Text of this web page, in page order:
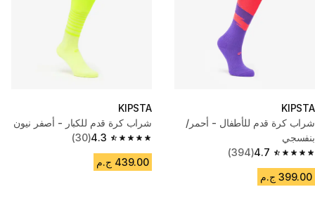
KIPSTA
شراب كرة قدم للأطفال - أحمر/
بنفسجي
4.7
4.7 out of 5 stars from 394 reviews
(394)
399.00 ج.م
KIPSTA
شراب كرة قدم للكبار - أصفر نيون
4.3
4.3 out of 5 stars from 30 reviews
(30)
439.00 ج.م